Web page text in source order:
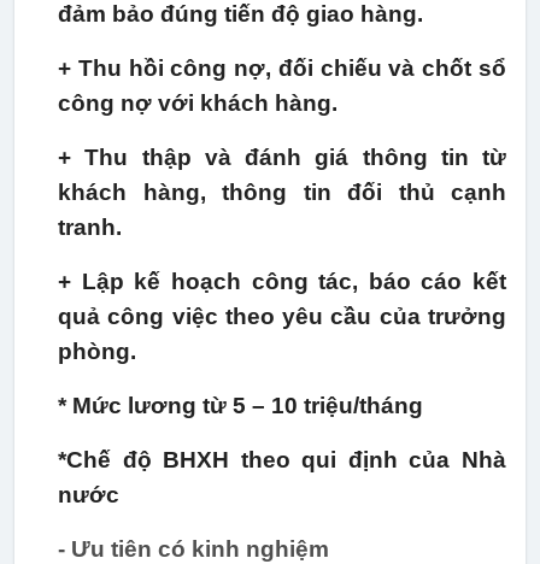
đảm bảo đúng tiến độ giao hàng.
+ Thu hồi công nợ, đối chiếu và chốt sổ
công nợ với khách hàng.
+ Thu thập và đánh giá thông tin từ
khách hàng, thông tin đối thủ cạnh
tranh.
+ Lập kế hoạch công tác, báo cáo kết
quả công việc theo yêu cầu của trưởng
phòng.
* Mức lương từ 5 – 10 triệu/tháng
*Chế độ BHXH theo qui định của Nhà
nước
- Ưu tiên có kinh nghiệm